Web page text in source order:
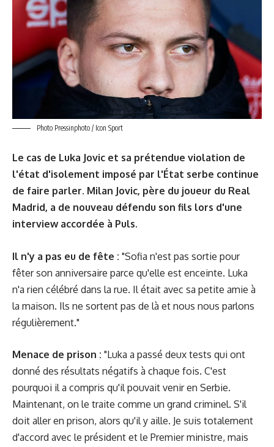
Photo Pressinphoto / Icon Sport
Le cas de Luka Jovic et sa prétendue violation de
l'état d'isolement imposé par l'État serbe continue
de faire parler. Milan Jovic, père du joueur du Real
Madrid, a de nouveau défendu son fils lors d'une
interview accordée à Puls.
Il n'y a pas eu de fête : "Sofia n'est pas sortie pour
fêter son anniversaire parce qu'elle est enceinte. Luka
n'a rien célébré dans la rue. Il était avec sa petite amie à
la maison. Ils ne sortent pas de là et nous nous parlons
régulièrement."
Menace de prison : "Luka a passé deux tests qui ont
donné des résultats négatifs à chaque fois. C'est
pourquoi il a compris qu'il pouvait venir en Serbie.
Maintenant, on le traite comme un grand criminel. S'il
doit aller en prison, alors qu'il y aille. Je suis totalement
d'accord avec le président et le Premier ministre, mais